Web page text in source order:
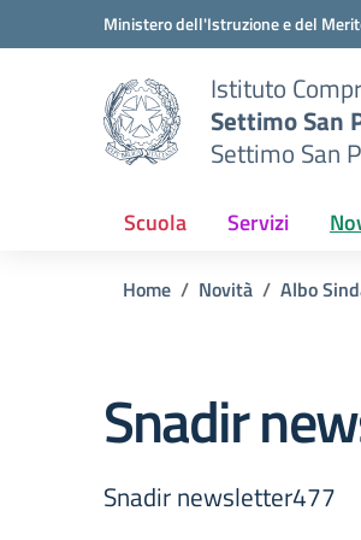
Vai ai contenuti
Vai al menu di navigazioneMinistero dell'Istruzione e del
Istituto
Settimo San
Settimo San
Scuola Servizi
Home Novità Albo
Snadir
Snadir newsletter477